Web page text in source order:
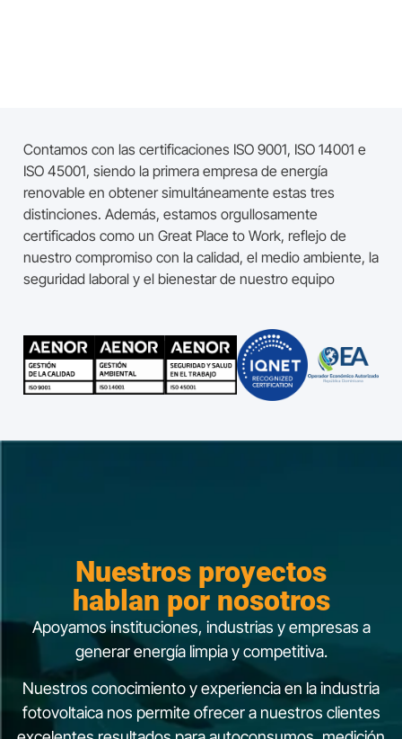
Contamos con las certificaciones ISO 9001, ISO 14001 e
ISO 45001, siendo la primera empresa de energía
renovable en obtener simultáneamente estas tres
distinciones. Además, estamos orgullosamente
certificados como un Great Place to Work, reflejo de
nuestro compromiso con la calidad, el medio ambiente, la
seguridad laboral y el bienestar de nuestro equipo
Nuestros proyectos
hablan por nosotros
Apoyamos instituciones, industrias y empresas a
generar energía limpia y competitiva.​
​Nuestros conocimiento y experiencia en la industria
fotovoltaica nos permite ofrecer a nuestros clientes